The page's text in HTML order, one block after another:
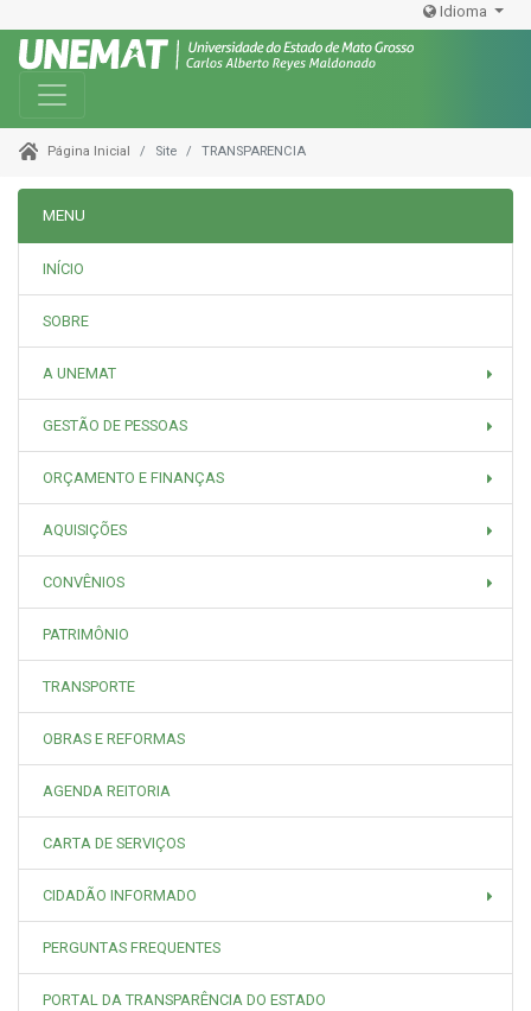
Idioma
Toggle navigation
Página Inicial Site TRANSPARENCIA
MENU
INÍCIO
SOBRE
A UNEMAT
GESTÃO DE PESSOAS
ORÇAMENTO E FINANÇAS
AQUISIÇÕES
CONVÊNIOS
PATRIMÔNIO
TRANSPORTE
OBRAS E REFORMAS
AGENDA REITORIA
CARTA DE SERVIÇOS
CIDADÃO INFORMADO
PERGUNTAS FREQUENTES
PORTAL DA TRANSPARÊNCIA DO ESTADO